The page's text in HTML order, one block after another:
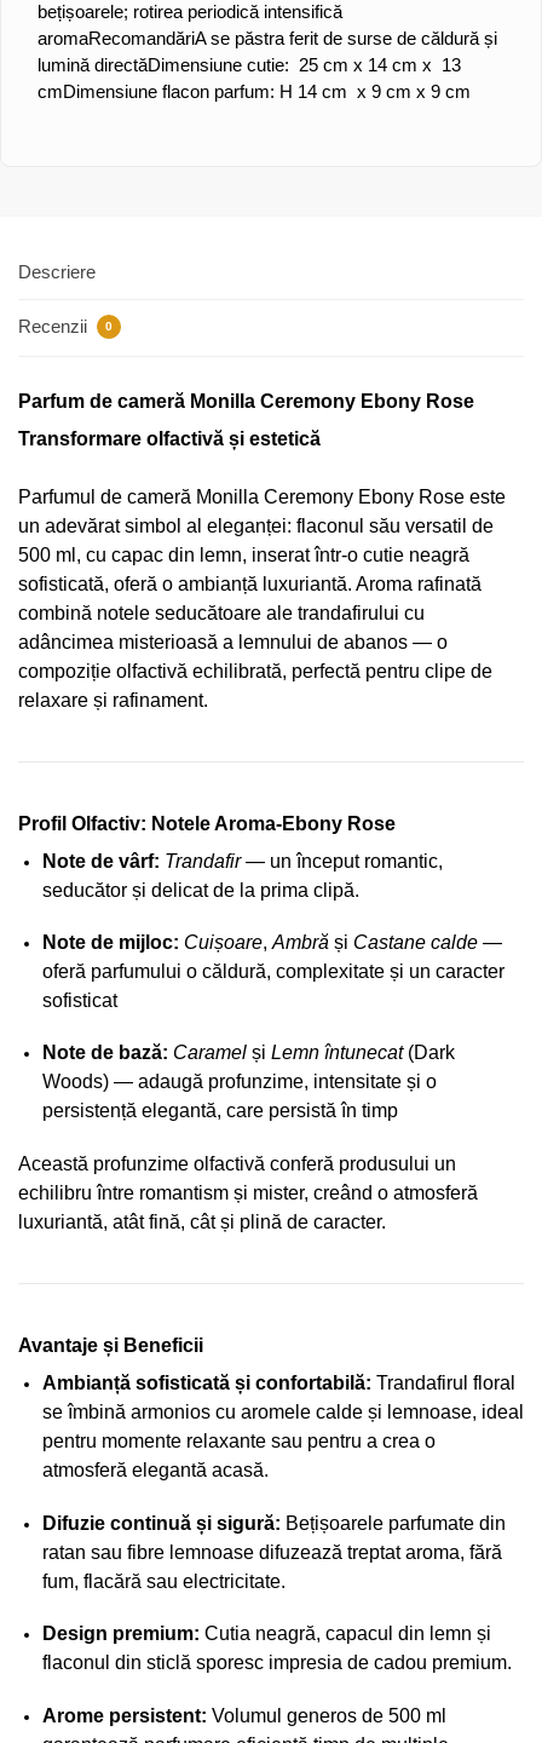
bețișoarele; rotirea periodică intensifică
aromaRecomandăriA se păstra ferit de surse de căldură și
lumină directăDimensiune cutie: 25 cm x 14 cm x 13
cmDimensiune flacon parfum: H 14 cm x 9 cm x 9 cm
Descriere
Recenzii 0
Parfum de cameră Monilla Ceremony Ebony Rose
Transformare olfactivă și estetică
Parfumul de cameră Monilla Ceremony Ebony Rose este
un adevărat simbol al eleganței: flaconul său versatil de
500 ml, cu capac din lemn, inserat într-o cutie neagră
sofisticată, oferă o ambianță luxuriantă. Aroma rafinată
combină notele seducătoare ale trandafirului cu
adâncimea misterioasă a lemnului de abanos — o
compoziție olfactivă echilibrată, perfectă pentru clipe de
relaxare și rafinament.
Profil Olfactiv: Notele Aroma-Ebony Rose
Note de vârf: Trandafir— un început romantic,
seducător și delicat de la prima clipă.
Note de mijloc: Cuișoare, Ambră și Castane calde —
oferă parfumului o căldură, complexitate și un caracter
sofisticat
Note de bază: Caramel și Lemn întunecat(Dark
Woods) — adaugă profunzime, intensitate și o
persistență elegantă, care persistă în timp
Această profunzime olfactivă conferă produsului un
echilibru între romantism și mister, creând o atmosferă
luxuriantă, atât fină, cât și plină de caracter.
Avantaje și Beneficii
Ambianță sofisticată și confortabilă: Trandafirul floral
se îmbină armonios cu aromele calde și lemnoase, ideal
pentru momente relaxante sau pentru a crea o
atmosferă elegantă acasă.
Difuzie continuă și sigură: Bețișoarele parfumate din
ratan sau fibre lemnoase difuzează treptat aroma, fără
fum, flacără sau electricitate.
Design premium: Cutia neagră, capacul din lemn și
flaconul din sticlă sporesc impresia de cadou premium.
Arome persistent: Volumul generos de 500 ml